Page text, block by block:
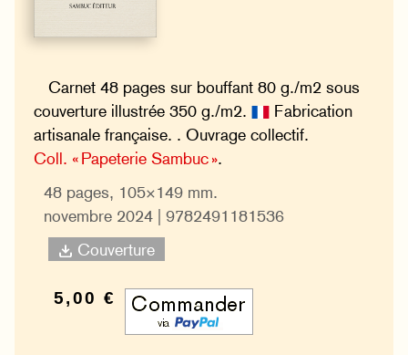
Carnet 48 pages sur bouffant 80 g./m2 sous
couverture illustrée 350 g./m2.
Fabrication
artisanale française. . Ouvrage collectif.
Coll. « Papeterie Sambuc ».
48 pages, 105×149 mm.
novembre 2024 | 9782491181536
Couverture
5,00 €